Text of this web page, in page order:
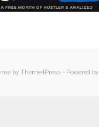
by Theme4Press - Powered by